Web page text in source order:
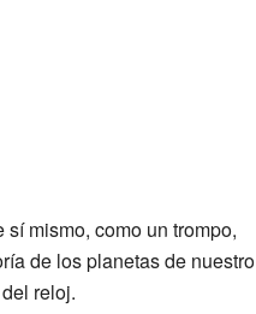
mismo, como un trompo,
de los planetas de nuestro
reloj.